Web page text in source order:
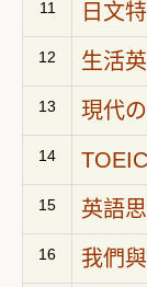
11 日文
12 生活
13 現代
14
15 英語
16 我們